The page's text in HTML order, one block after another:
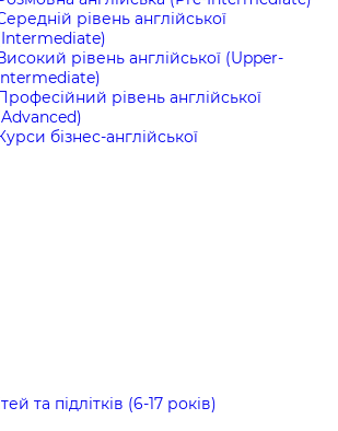
рівень англійської
рівень англійської (Upper-
Intermediate)
рівень англійської
бізнес-англійської
та підлітків (6-17 років)